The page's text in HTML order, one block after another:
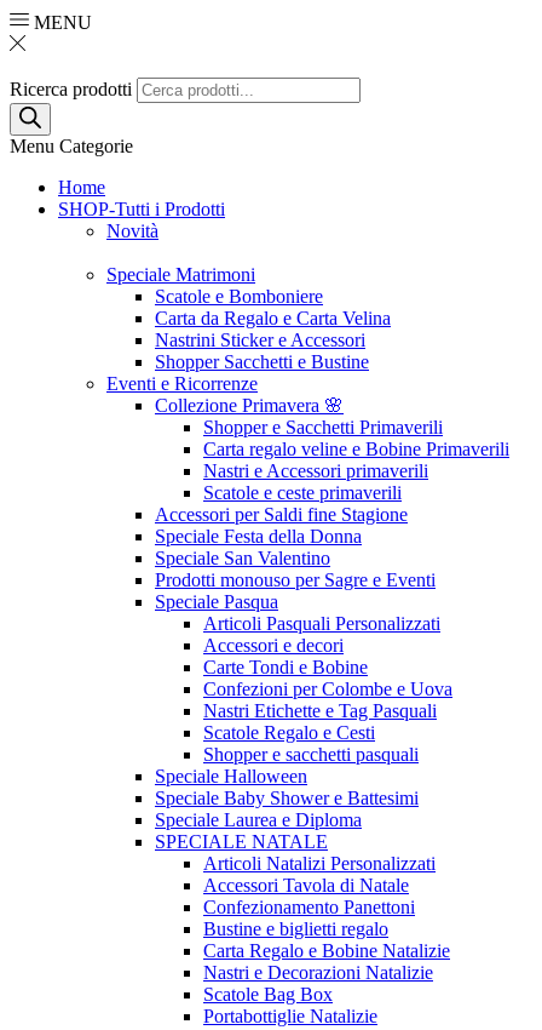
MENU
Ricerca prodotti
Menu Categorie
Home
SHOP-Tutti i Prodotti
Novità
Speciale Matrimoni
Scatole e Bomboniere
Carta da Regalo e Carta Velina
Nastrini Sticker e Accessori
Shopper Sacchetti e Bustine
Eventi e Ricorrenze
Collezione Primavera 🌸
Shopper e Sacchetti Primaverili
Carta regalo veline e Bobine Primaverili
Nastri e Accessori primaverili
Scatole e ceste primaverili
Accessori per Saldi fine Stagione
Speciale Festa della Donna
Speciale San Valentino
Prodotti monouso per Sagre e Eventi
Speciale Pasqua
Articoli Pasquali Personalizzati
Accessori e decori
Carte Tondi e Bobine
Confezioni per Colombe e Uova
Nastri Etichette e Tag Pasquali
Scatole Regalo e Cesti
Shopper e sacchetti pasquali
Speciale Halloween
Speciale Baby Shower e Battesimi
Speciale Laurea e Diploma
SPECIALE NATALE
Articoli Natalizi Personalizzati
Accessori Tavola di Natale
Confezionamento Panettoni
Bustine e biglietti regalo
Carta Regalo e Bobine Natalizie
Nastri e Decorazioni Natalizie
Scatole Bag Box
Portabottiglie Natalizie